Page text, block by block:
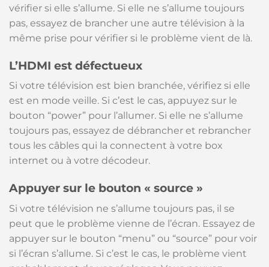
vérifier si elle s’allume. Si elle ne s’allume toujours
pas, essayez de brancher une autre télévision à la
même prise pour vérifier si le problème vient de là.
L’HDMI est défectueux
Si votre télévision est bien branchée, vérifiez si elle
est en mode veille. Si c’est le cas, appuyez sur le
bouton “power” pour l’allumer. Si elle ne s’allume
toujours pas, essayez de débrancher et rebrancher
tous les câbles qui la connectent à votre box
internet ou à votre décodeur.
Appuyer sur le bouton « source »
Si votre télévision ne s’allume toujours pas, il se
peut que le problème vienne de l’écran. Essayez de
appuyer sur le bouton “menu” ou “source” pour voir
si l’écran s’allume. Si c’est le cas, le problème vient